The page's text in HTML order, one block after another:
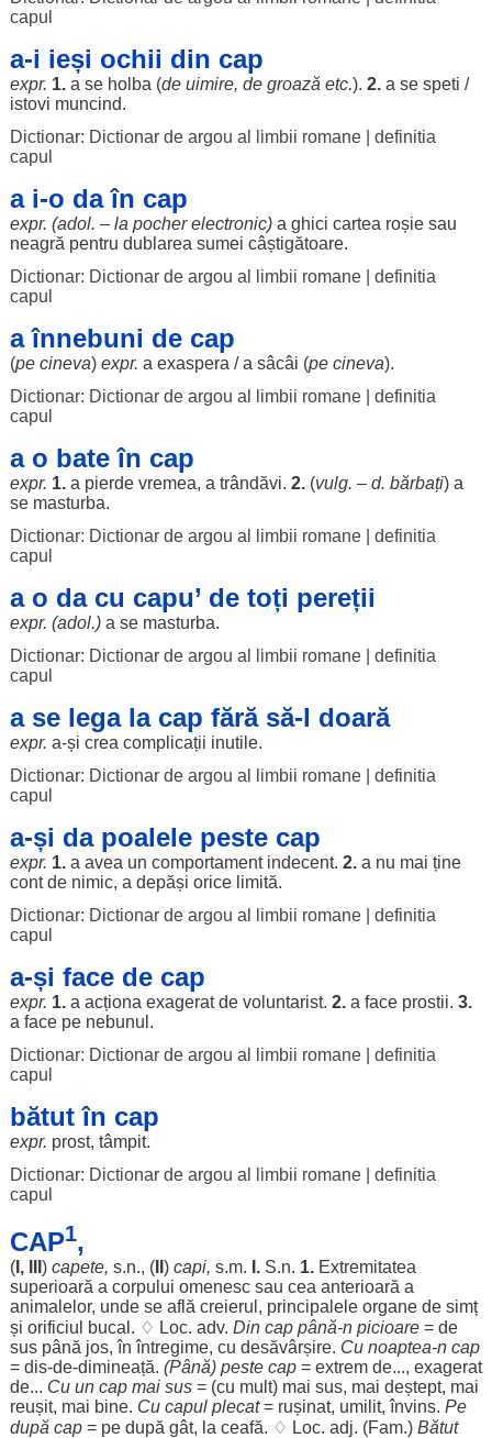
capul
a-i ieși ochii din cap
expr. 1.a se holba (de uimire, de groază etc.). 2.a se speti /
istovi muncind.
Dictionar: Dictionar de argou al limbii romane| definitia
capul
a i-o da în cap
expr. (adol. – la pocher electronic)a ghici cartea roșiesau
neagră pentru dublarea sumei câștigătoare.
Dictionar: Dictionar de argou al limbii romane| definitia
capul
a înnebuni de cap
(pe cineva) expr. a exaspera / a sâcâi (pe cineva).
Dictionar: Dictionar de argou al limbii romane| definitia
capul
a o bate în cap
expr. 1.a pierde vremea, a trândăvi. 2.(vulg. – d. bărbați) a
se masturba.
Dictionar: Dictionar de argou al limbii romane| definitia
capul
a o da cu capu’ de toți pereții
expr. (adol.)a se masturba.
Dictionar: Dictionar de argou al limbii romane| definitia
capul
a se lega la cap fără să-l doară
expr. a-și crea complicații inutile.
Dictionar: Dictionar de argou al limbii romane| definitia
capul
a-și da poalele peste cap
expr. 1.a avea un comportament indecent. 2.a nu mai ține
contde nimic, a depăși orice limită.
Dictionar: Dictionar de argou al limbii romane| definitia
capul
a-și face de cap
expr. 1.a acționa exageratde voluntarist. 2.a face prostii. 3.
a facepe nebunul .
Dictionar: Dictionar de argou al limbii romane| definitia
capul
bătut în cap
expr. prost, tâmpit.
Dictionar: Dictionar de argou al limbii romane| definitia
capul
CAP1,
(I, III ) capete, s.n., (II ) capi, s.m. I.S.n. 1. Extremitatea
superioară a corpului omenescsau cea anterioară a
animalelor, unde se află creierul , principalele organede simț
și orificiul bucal . ♢ Loc. adv. Din cappână-n picioare= de
suspână jos, înîntregime, cu desăvârșire. Cu noaptea-n cap
= dis-de-dimineață. (Până) peste cap= extremde..., exagerat
de... Cu un capmai sus= (cu mult) mai sus, mai deștept, mai
reușit, mai bine. Cu capul plecat= rușinat, umilit,învins. Pe
după cap= pe după gât, la ceafă. ♢ Loc. adj. (Fam.) Bătut